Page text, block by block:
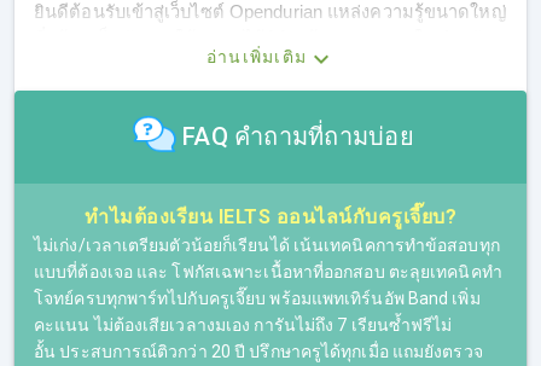
ยินดีต้อนรับเข้าสู่เว็บไซต์ Opendurian แหล่งความรู้ขนาดใหญ่
ตอนนี้พวกเราอยู่กันที่หน้าติว IELTS ที่พร้อมตอบโจทย์ความ
ต้องการสำหรับคนที่กำลังมองหาที่เรียน IELTS Online
เรามีคอร์สเรียน IELTS แบบครบวงจร พร้อมติวทั้ง 4 Skills
ครบ ไม่ว่าผู้เรียนจะอ่อนทักษะไหนก็ตาม พื้นฐานอ่อนหรือพื้น
ฐานดีอยู่แล้ว ก็สามารถเลือกคอร์สเรียน IELTS ที่เหมาะกับตัว
เองได้ โดยผู้เรียนจะได้ติวสอบ IELTS กับครูเจี๊ยบ ติวเตอร์ที่
สั่งสมประสบการณ์มากว่า 25 ปี ทั้งเส้นทางการสอนภาษา
อังกฤษและการติว IELTS ที่ช่วยให้ใครหลายๆ คน สามารถทำ
คะแนนสอบได้ตามเป้า และพิชิตเป้าหมายได้สำเร็จ ไม่ว่าจะ
อ่านเพิ่มเติม
FAQ คำถามที่ถามบ่อย
ทำไมต้องเรียน IELTS ออนไลน์กับครูเจี๊ยบ?
ไม่เก่ง/เวลาเตรียมตัวน้อยก็เรียนได้ เน้นเทคนิคการทำข้อสอบทุก
แบบที่ต้องเจอ และ โฟกัสเฉพาะเนื้อหาที่ออกสอบ ตะลุยเทคนิคทำ
โจทย์ครบทุกพาร์ทไปกับครูเจี๊ยบ พร้อมแพทเทิร์นอัพ Band เพิ่ม
คะแนน ไม่ต้องเสียเวลางมเอง การันไม่ถึง 7 เรียนซ้ำฟรีไม่
อั้น ประสบการณ์ติวกว่า 20 ปี ปรึกษาครูได้ทุกเมื่อ แถมยังตรวจ